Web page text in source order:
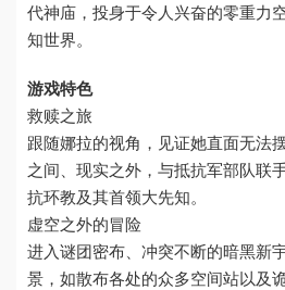
代神庙，投身于令人兴奋的零重力
知世界。
游戏特色
救赎之旅
跟随娜拉的视角，见证她直面无法
之间、现实之外，与抵抗军部队联
抗环教及其首领大先知。
虚空之外的冒险
进入谜团密布、冲突不断的暗黑新
景，如散布各处的众多空间站以及